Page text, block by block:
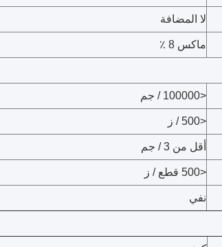
لا المضافة
ماكس 8 ٪
<100000 / جم
<500 / ز
أقل من 3 / جم
<500 قطع / ز
نفي